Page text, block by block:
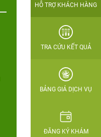
HỖ TRỢ KHÁCH HÀNG
TRA CỨU KẾT QUẢ
BẢNG GIÁ DỊCH VỤ
ĐĂNG KÝ KHÁM